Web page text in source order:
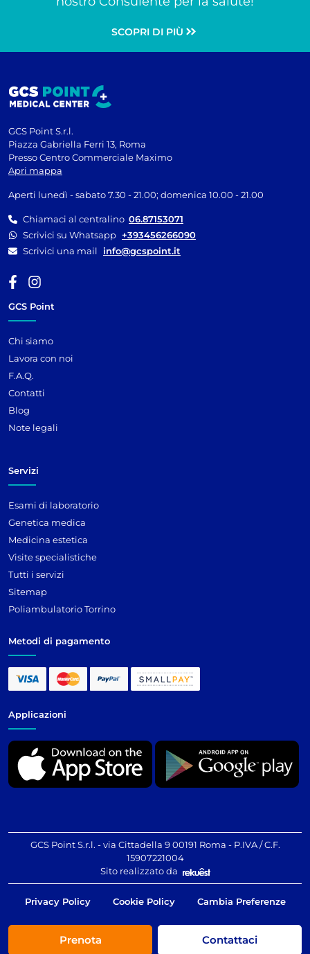
SCOPRI DI PIÙ
Prenota Contattaci
GCS Point S.r.l.
Piazza Gabriella Ferri 13, Roma
Presso Centro Commerciale Maximo
Apri mappa
Aperti lunedì - sabato 7.30 - 21.00; domenica 10.00 - 21.00
Chiamaci al centralino 06.87153071
Scrivici su Whatsapp +393456266090
Scrivici una mail
info@gcspoint.it
GCS Point
Chi siamo
Lavora con noi
F.A.Q.
Contatti
Blog
Note legali
Servizi
Esami di laboratorio
Genetica medica
Medicina estetica
Visite specialistiche
Tutti i servizi
Sitemap
Poliambulatorio Torrino
Metodi di pagamento
Applicazioni
GCS Point S.r.l. - via Cittadella 9 00191 Roma - P.IVA / C.F.
15907221004
Sito realizzato da
Privacy Policy Cookie Policy Cambia Preferenze